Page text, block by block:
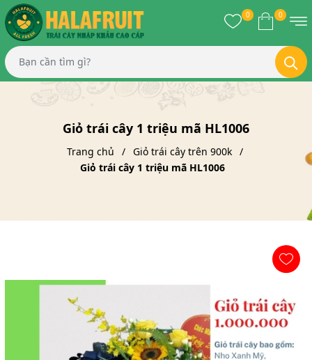
0 0
Giỏ trái cây 1 triệu mã HL1006
Trang chủ
Giỏ trái cây trên 900k
Giỏ trái cây 1 triệu mã HL1006